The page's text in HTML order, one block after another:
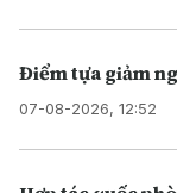
Điểm tựa giảm
07-08-2026, 12:52